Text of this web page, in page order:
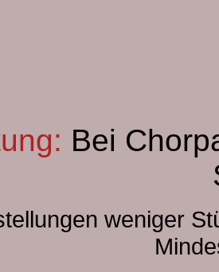
Bei
weniger